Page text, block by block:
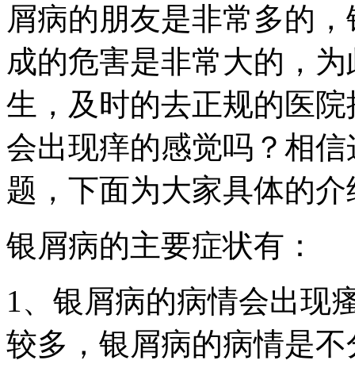
屑病的朋友是非常多的
成的危害是非常大的，
生，及时的去正规的医
会出现痒的感觉吗？相
题，下面为大家具体的
银屑病的主要症状有：
1、银屑病的病情会出现
较多，银屑病的病情是